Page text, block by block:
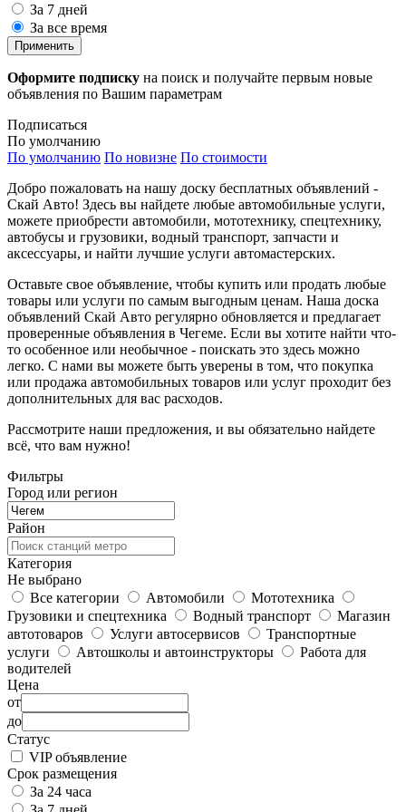
За 7 дней
За все время
Применить
Оформите подписку на поиск и получайте первым новые
объявления по Вашим параметрам
Подписаться
По умолчанию
По умолчанию По новизне По стоимости
Добро пожаловать на нашу доску бесплатных объявлений -
Скай Авто! Здесь вы найдете любые автомобильные услуги,
можете приобрести автомобили, мототехнику, спецтехнику,
автобусы и грузовики, водный транспорт, запчасти и
аксессуары, и найти лучшие услуги автомастерских.
Оставьте свое объявление, чтобы купить или продать любые
товары или услуги по самым выгодным ценам. Наша доска
объявлений Скай Авто регулярно обновляется и предлагает
проверенные объявления в Чегеме. Если вы хотите найти что-
то особенное или необычное - поискать это здесь можно
легко. С нами вы можете быть уверены в том, что покупка
или продажа автомобильных товаров или услуг проходит без
дополнительных для вас расходов.
Рассмотрите наши предложения, и вы обязательно найдете
всё, что вам нужно!
Фильтры
Город или регион
Район
Категория
Не выбрано
Все категории
Автомобили
Мототехника
Грузовики и спецтехника
Водный транспорт
Магазин
автотоваров
Услуги автосервисов
Транспортные
услуги
Автошколы и автоинструкторы
Работа для
водителей
Цена
от
до
Статус
VIP объявление
Срок размещения
За 24 часа